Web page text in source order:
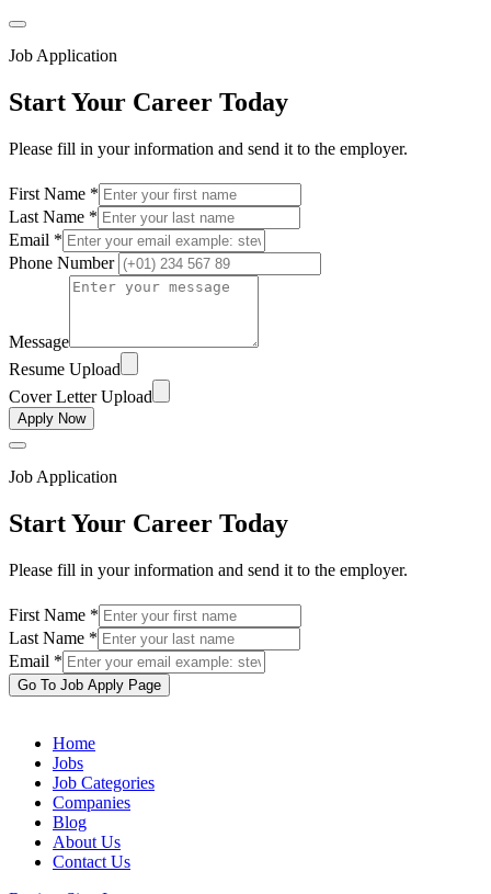
Job Application
Start Your Career Today
Please fill in your information and send it to the employer.
First Name *
Last Name *
Email *
Phone Number
Message
Resume Upload
Cover Letter Upload
Apply Now
Job Application
Start Your Career Today
Please fill in your information and send it to the employer.
First Name *
Last Name *
Email *
Go To Job Apply Page
Home
Jobs
Job Categories
Companies
Blog
About Us
Contact Us